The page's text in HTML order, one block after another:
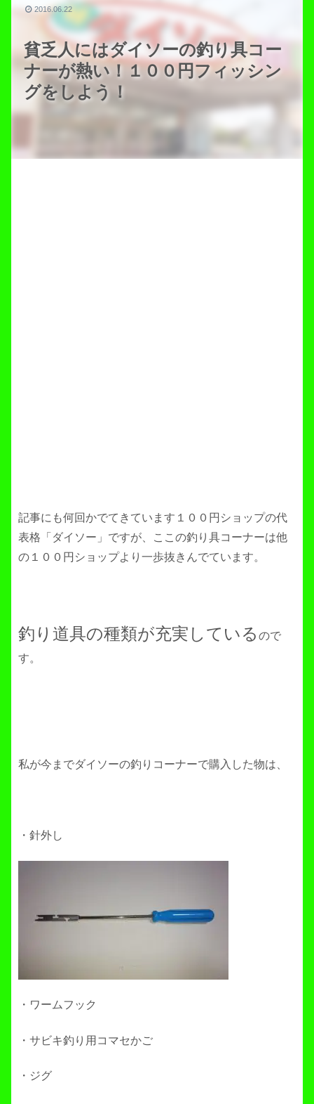
貧乏人にはダイソーの釣り具コー
ナーが熱い！１００円フィッシン
グをしよう！
2016.06.22
記事にも何回かでてきています１００円ショップの代
表格「ダイソー」ですが、ここの釣り具コーナーは他
の１００円ショップより一歩抜きんでています。
釣り道具の種類が充実している ので
す。
私が今までダイソーの釣りコーナーで購入した物は、
・針外し
・ワームフック
・サビキ釣り用コマセかご
・ジグ